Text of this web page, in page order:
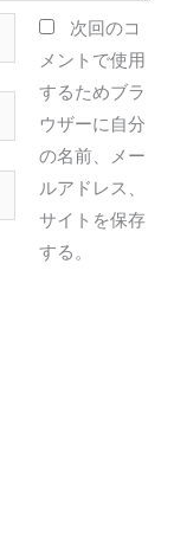
次回のコ
メントで使用
するためブラ
ウザーに自分
の名前、メー
ルアドレス、
サイトを保存
する。